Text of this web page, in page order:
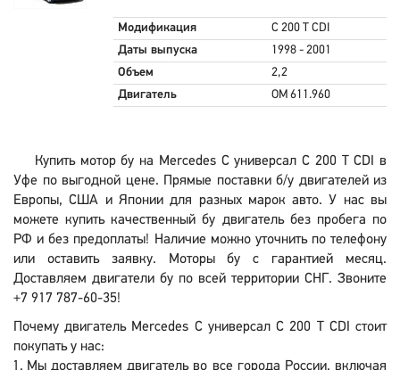
Модификация
C 200 T CDI
Даты выпуска
1998 - 2001
Объем
2,2
Двигатель
OM 611.960
Купить мотор бу на Mercedes C универсал C 200 T CDI в
Уфе по выгодной цене. Прямые поставки б/у двигателей из
Европы, США и Японии для разных марок авто. У нас вы
можете купить качественный бу двигатель без пробега по
РФ и без предоплаты! Наличие можно уточнить по телефону
или оставить заявку. Моторы бу с гарантией месяц.
Доставляем двигатели бу по всей территории СНГ. Звоните
+7 917 787-60-35!
Почему двигатель Mercedes C универсал C 200 T CDI стоит
покупать у нас:
Мы доставляем двигатель во все города России, включая